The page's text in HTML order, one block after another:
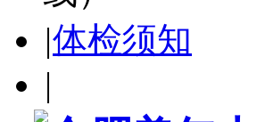
|体检须知
|